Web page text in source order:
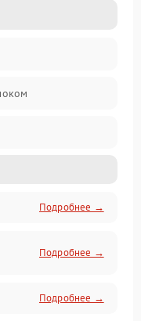
Подробнее →
Подробнее →
Подробнее →